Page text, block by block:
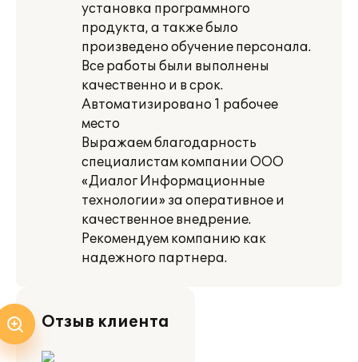
установка программного
продукта, а также было
произведено обучение персонала.
Все работы были выполнены
качественно и в срок.
Автоматизировано 1 рабочее
место
Выражаем благодарность
специалистам компании ООО
«Диалог Информационные
технологии» за оперативное и
качественное внедрение.
Рекомендуем компанию как
надежного партнера.
Отзыв клиента